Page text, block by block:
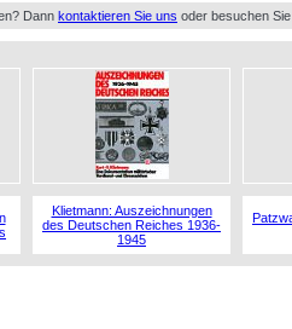
Dann kontaktieren Sie uns oder besuchen
Klietmann: Auszeichnungen
des Deutschen Reiches 1936-
1945